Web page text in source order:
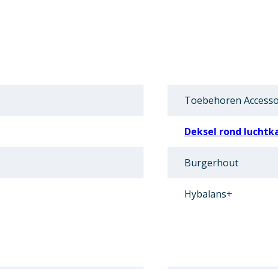
Toebehoren
Deksel rond
Burgerhout
Hybalans+